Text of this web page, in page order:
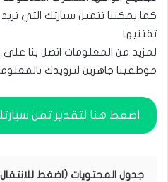
كما يمكننا تثمين سيارتك التي
تقتنيها
لمزيد من المعلومات اتصل بنا على
موظفينا جاهزين لتزويدك
اضغط هنا لتقدير ثمن
جدول المحتويات (اضغط